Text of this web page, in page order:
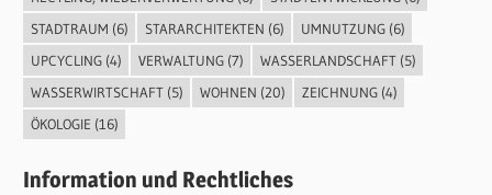
STADTRAUM (6) STARARCHITEKTEN (6) UMNUTZUNG(6)
UPCYCLING(4) VERWALTUNG(7) WASSERLANDSCHAFT(5)
WASSERWIRTSCHAFT(5) WOHNEN (20) ZEICHNUNG(4)
ÖKOLOGIE (16)
Information und Rechtliches